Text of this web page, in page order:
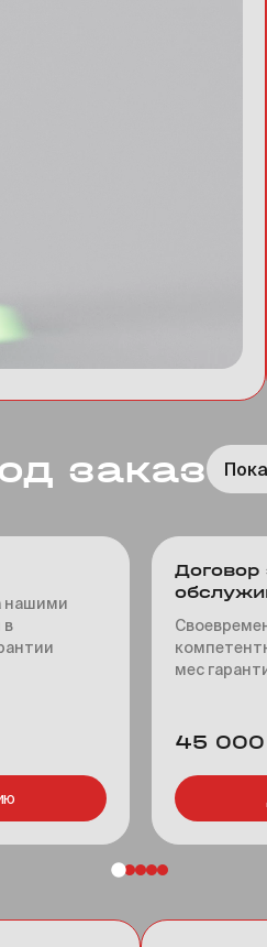
заказ
нашими
в
Договор
мес
45 000